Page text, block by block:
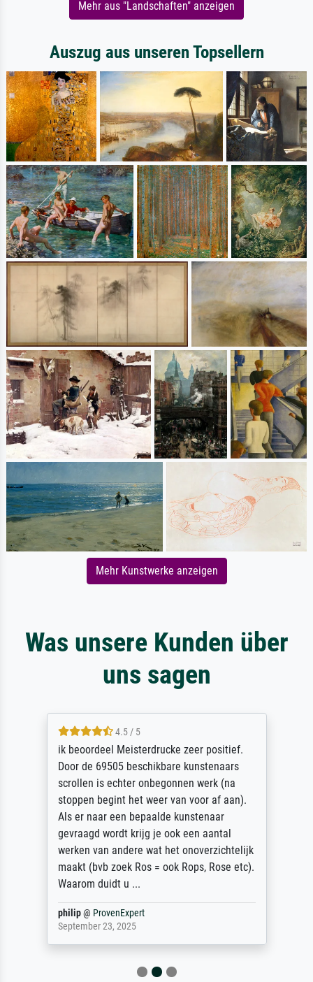
Mehr aus "Landschaften" anzeigen
Auszug aus unseren Topsellern
Mehr Kunstwerke anzeigen
Was unsere Kunden über
uns sagen
4.5 / 5
ik beoordeel Meisterdrucke zeer positief.
Door de 69505 beschikbare kunstenaars
scrollen is echter onbegonnen werk (na
stoppen begint het weer van voor af aan).
Als er naar een bepaalde kunstenaar
gevraagd wordt krijg je ook een aantal
werken van andere wat het onoverzichtelijk
maakt (bvb zoek Ros = ook Rops, Rose etc).
Waarom duidt u ...
philip@ ProvenExpert
September 23, 2025